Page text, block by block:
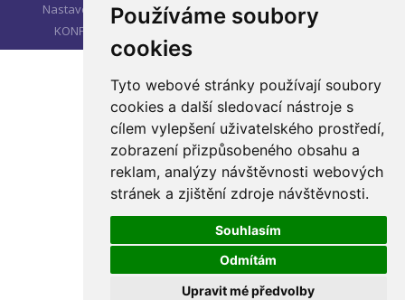
Používáme soubory
cookies
Tyto webové stránky používají soubory
cookies a další sledovací nástroje s
cílem vylepšení uživatelského prostředí,
zobrazení přizpůsobeného obsahu a
reklam, analýzy návštěvnosti webových
stránek a zjištění zdroje návštěvnosti.
Souhlasím
Odmítám
Upravit mé předvolby
Nastavení soukromí
ÚVOD O NG ENERGY
KATALOG
KONFIGURÁTOR
KONTAKTY